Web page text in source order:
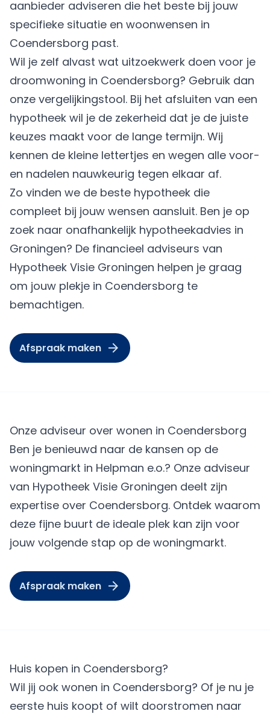
aanbieder adviseren die het beste bij jouw
specifieke situatie en woonwensen in
Coendersborg past.
Wil je zelf alvast wat uitzoekwerk doen voor je
droomwoning in Coendersborg? Gebruik dan
onze vergelijkingstool. Bij het afsluiten van een
hypotheek wil je de zekerheid dat je de juiste
keuzes maakt voor de lange termijn. Wij
kennen de kleine lettertjes en wegen alle voor-
en nadelen nauwkeurig tegen elkaar af.
Zo vinden we de beste hypotheek die
compleet bij jouw wensen aansluit. Ben je op
zoek naar onafhankelijk hypotheekadvies in
Groningen? De financieel adviseurs van
Hypotheek Visie Groningen helpen je graag
om jouw plekje in Coendersborg te
bemachtigen.
Afspraak maken
Onze adviseur over wonen in Coendersborg
Ben je benieuwd naar de kansen op de
woningmarkt in Helpman e.o.? Onze adviseur
van Hypotheek Visie Groningen deelt zijn
expertise over Coendersborg. Ontdek waarom
deze fijne buurt de ideale plek kan zijn voor
jouw volgende stap op de woningmarkt.
Afspraak maken
Huis kopen in Coendersborg?
Wil jij ook wonen in Coendersborg? Of je nu je
eerste huis koopt of wilt doorstromen naar